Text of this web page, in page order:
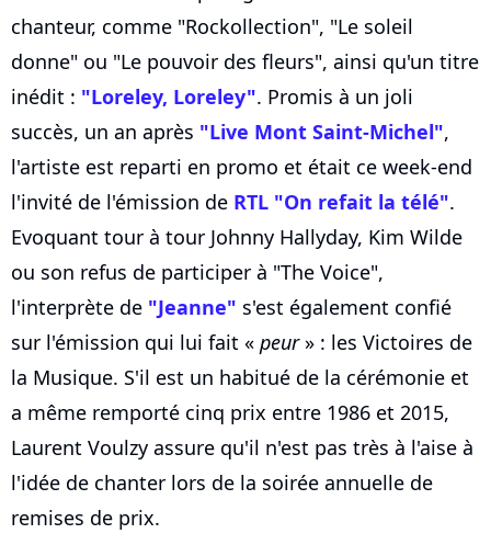
chanteur, comme "Rockollection", "Le soleil
donne" ou "Le pouvoir des fleurs", ainsi qu'un titre
inédit : "Loreley, Loreley". Promis à un joli
succès, un an après "Live Mont Saint-Michel",
l'artiste est reparti en promo et était ce week-end
l'invité de l'émission de RTL "On refait la télé".
Evoquant tour à tour Johnny Hallyday, Kim Wilde
ou son refus de participer à "The Voice",
l'interprète de "Jeanne" s'est également confié
sur l'émission qui lui fait « peur» : les Victoires de
la Musique. S'il est un habitué de la cérémonie et
a même remporté cinq prix entre 1986 et 2015,
Laurent Voulzy assure qu'il n'est pas très à l'aise à
l'idée de chanter lors de la soirée annuelle de
remises de prix.